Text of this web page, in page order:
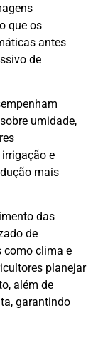
que os
antes
de
umidade,
e
mais
das
de
como clima e
planejar
além de
garantindo